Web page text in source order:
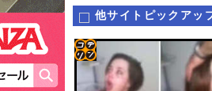
他サイトピックアッ
コテ